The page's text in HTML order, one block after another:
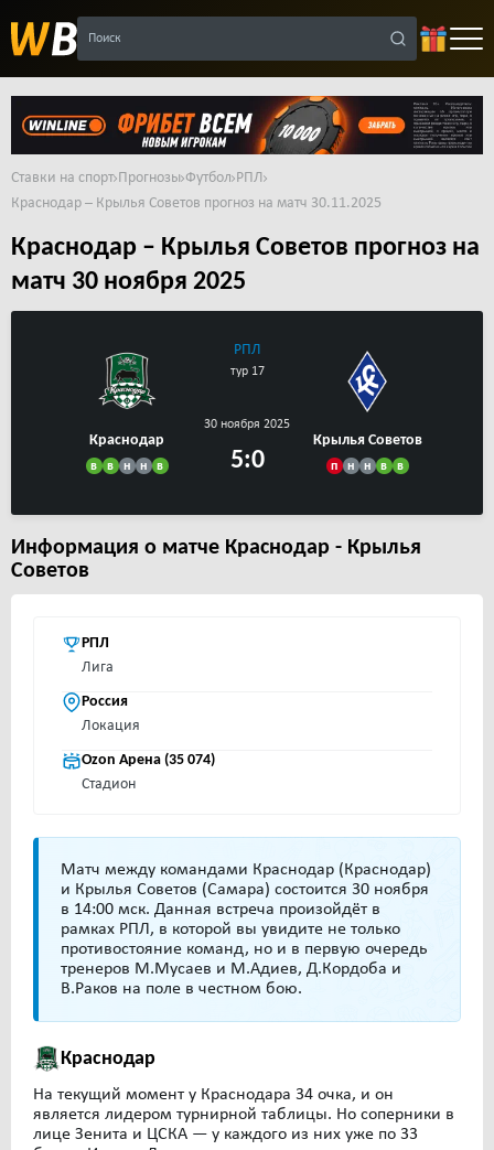
Поиск
Ставки на спорт Прогнозы Футбол РПЛ
Краснодар – Крылья Советов прогноз на матч 30.11.2025
Краснодар – Крылья Советов прогноз на
матч 30 ноября 2025
Краснодар
в в н н в
РПЛ
тур 17
30 ноября 2025
5:0
Крылья Советов
п н н в в
Информация о матче Краснодар - Крылья
Советов
РПЛ
Лига
Россия
Локация
Ozon Арена (35 074)
Стадион
Матч между командами Краснодар (Краснодар)
и Крылья Советов (Самара) состоится 30 ноября
в 14:00 мск. Данная встреча произойдёт в
рамках РПЛ, в которой вы увидите не только
противостояние команд, но и в первую очередь
тренеров М.Мусаев и М.Адиев, Д.Кордоба и
В.Раков на поле в честном бою.
Краснодар
На текущий момент у Краснодара 34 очка, и он
является лидером турнирной таблицы. Но соперники в
лице Зенита и ЦСКА — у каждого из них уже по 33